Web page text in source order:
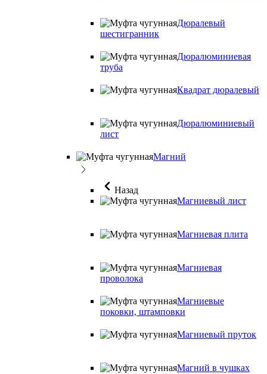
Дюралевый
шестигранник
Дюралюминиевая
труба
Квадрат дюралевый
Дюралюминиевый
лист
Магний
Назад
Магниевый лист
Магниевая плита
Магниевая
проволока
Магниевые
поковки, штамповки
Магниевый пруток
Магний в чушках